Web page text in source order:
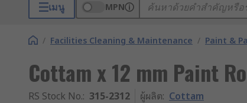
เมนู MPN
/ Facilities Cleaning & Maintenance / Paint &
Cottam x 12 mm Paint
RS Stock No.: 315-2312 ผู้ผลิต: Cottam